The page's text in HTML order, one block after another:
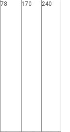
78 170 240